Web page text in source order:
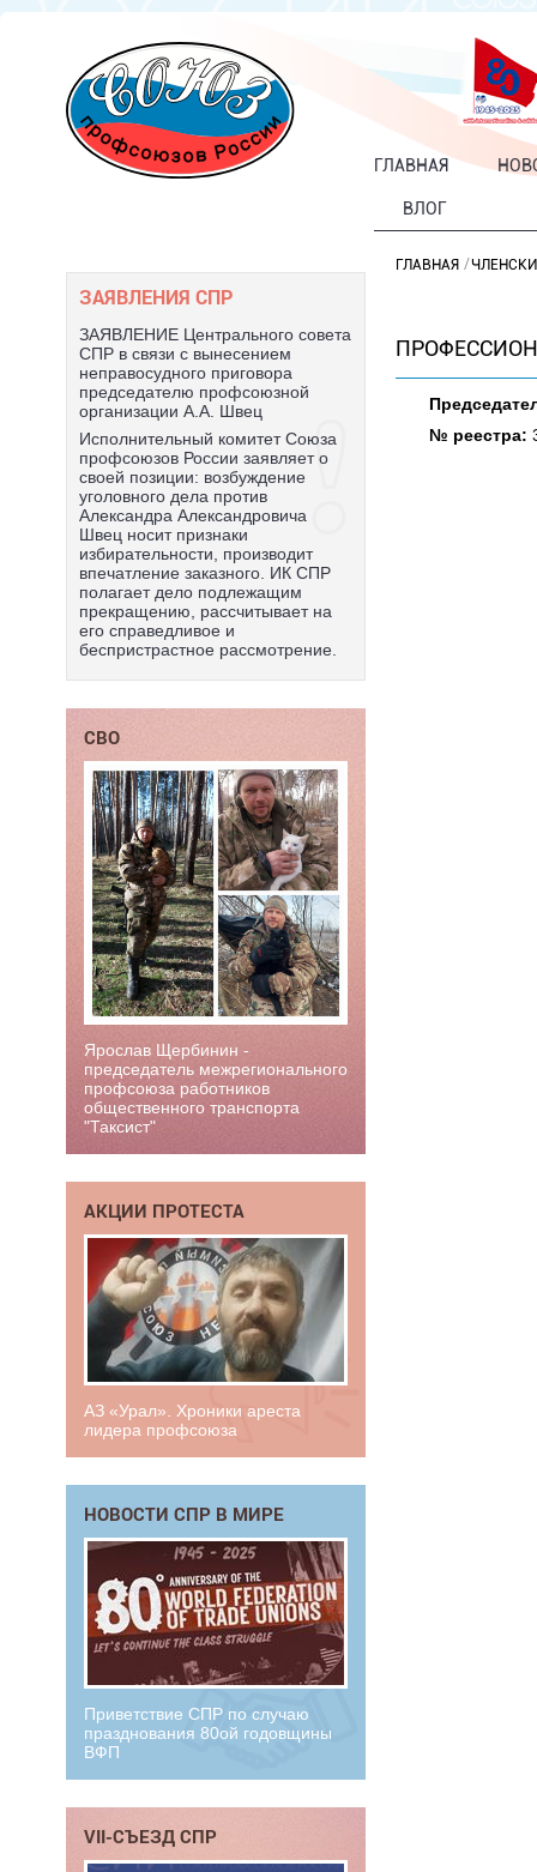
ГЛАВНАЯ
ВЛОГ
ЗАЯВЛЕНИЯ СПР
ЗАЯВЛЕНИЕ Центрального совета
СПР в связи с вынесением
неправосудного приговора
председателю профсоюзной
организации А.А. Швец
Исполнительный комитет Союза
профсоюзов России заявляет о
своей позиции: возбуждение
уголовного дела против
Александра Александровича
Швец носит признаки
избирательности, производит
впечатление заказного. ИК СПР
полагает дело подлежащим
прекращению, рассчитывает на
его справедливое и
беспристрастное рассмотрение.
СВО
Ярослав Щербинин -
председатель межрегионального
профсоюза работников
общественного транспорта
"Таксист"
АКЦИИ ПРОТЕСТА
АЗ «Урал». Хроники ареста
лидера профсоюза
НОВОСТИ СПР В МИРЕ
Приветствие СПР по случаю
празднования 80ой годовщины
ВФП
VII-СЪЕЗД СПР
ГЛАВНАЯ
№ реестра: